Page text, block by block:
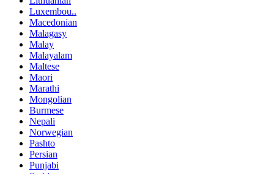
Luxembou..
Macedonian
Malagasy
Malay
Malayalam
Maltese
Maori
Marathi
Mongolian
Burmese
Nepali
Norwegian
Pashto
Persian
Punjabi